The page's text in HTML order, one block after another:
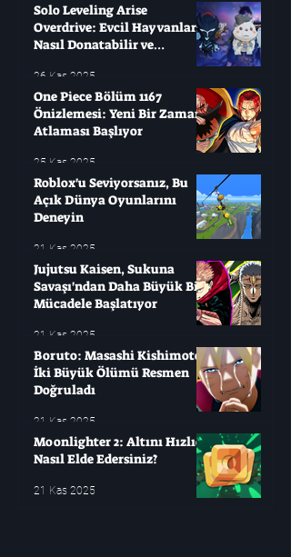
Solo Leveling Arise
Overdrive: Evcil Hayvanları
Nasıl Donatabilir ve
26 Kas 2025
One Piece Bölüm 1167
Önizlemesi: Yeni Bir Zaman
Atlaması Başlıyor
25 Kas 2025
Roblox'u Seviyorsanız, Bu
Açık Dünya Oyunlarını
Deneyin
21 Kas 2025
Jujutsu Kaisen, Sukuna
Savaşı'ndan Daha Büyük Bir
Mücadele Başlatıyor
21 Kas 2025
Boruto: Masashi Kishimoto
İki Büyük Ölümü Resmen
Doğruladı
21 Kas 2025
Moonlighter 2: Altını Hızlıca
Nasıl Elde Edersiniz?
21 Kas 2025